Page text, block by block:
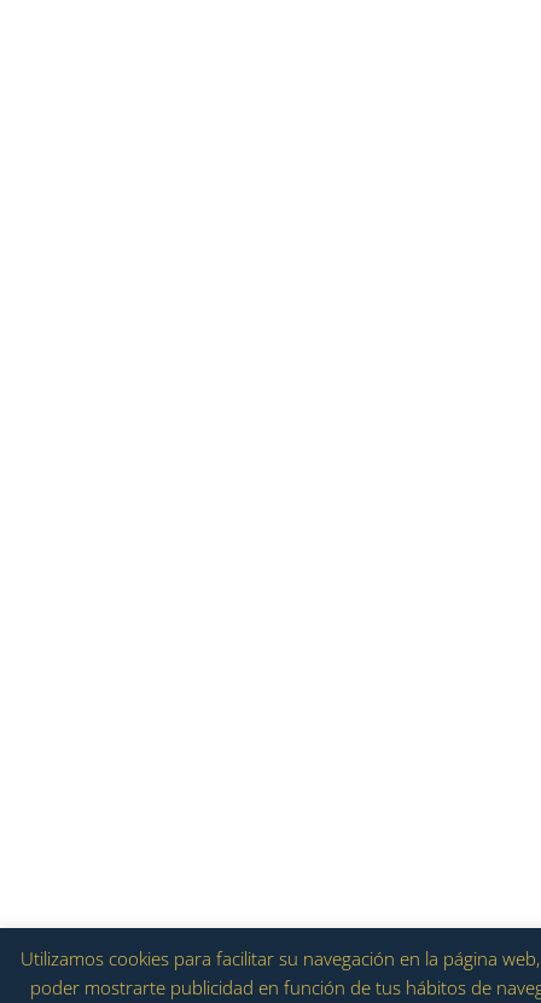
Utilizamos cookies para facilitar su navegación en la página
poder mostrarte publicidad en función de tus hábitos de